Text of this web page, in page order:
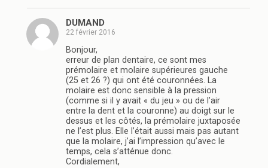
DUMAND
22 février 2016
Bonjour,
erreur de plan dentaire, ce sont mes
prémolaire et molaire supérieures gauche
(25 et 26 ?) qui ont été couronnées. La
molaire est donc sensible à la pression
(comme si il y avait « du jeu » ou de l’air
entre la dent et la couronne) au doigt sur le
dessus et les côtés, la prémolaire juxtaposée
ne l’est plus. Elle l’était aussi mais pas autant
que la molaire, j’ai l’impression qu’avec le
temps, cela s’atténue donc.
Cordialement,